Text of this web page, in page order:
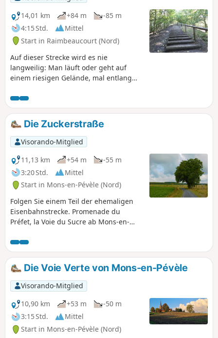
14,01 km
+84 m
-85 m
4:15 Std.
Mittel
Start in Raimbeaucourt (Nord)
Auf dieser Strecke wird es nie
langweilig: Man läuft oder geht auf
einem riesigen Gelände, mal entlang
auf alten, von Wicken und wilden
Brombeeren gesäumten Wegen, im
Schutz des Unterholzes oder entlang
eines großen Teiches. Und ohne es zu
merken, erreicht man den Fuß der alten
kegelförmigen Halde an der Grenze
zwischen Nord und Pas-de-Calais. Um
den Gipfel zu erreichen, muss man sich
noch ein wenig anstrengen, aber es
lohnt sich, denn oben angekommen,
bietet sich einem ein
außergewöhnliches Panorama!
Die Zuckerstraße
Visorando-Mitglied
11,13 km
+54 m
-55 m
3:20 Std.
Mittel
Start in Mons-en-Pévèle (Nord)
Folgen Sie einem Teil der ehemaligen
Eisenbahnstrecke. Promenade du
Préfet, la Voie du Sucre ab Mons-en-
berücksichtigt die Vorschläge der
Nutzer. Vielen Dank an sie.
Die Voie Verte von Mons-en-Pévèle
Visorando-Mitglied
10,90 km
+53 m
-50 m
3:15 Std.
Mittel
Start in Mons-en-Pévèle (Nord)